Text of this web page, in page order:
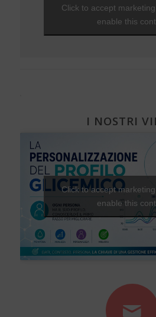
Visite ed esami
NEWS - 2009
Una Vita Su Misura
Diabete, cuore e vasi
Click to accept
enable this
I NOSTRI
Click to accept
enable this